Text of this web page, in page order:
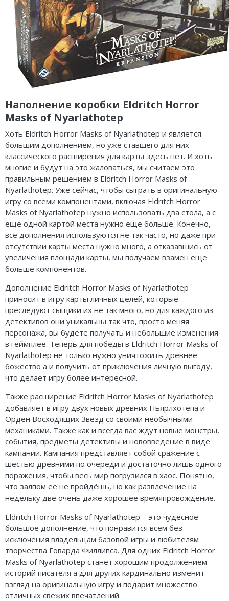
Наполнение коробки Eldritch Horror
Masks of Nyarlathotep
Хоть Eldritch Horror Masks of Nyarlathotep и является
большим дополнением, но уже ставшего для них
классического расширения для карты здесь нет. И хоть
многие и будут на это жаловаться, мы считаем это
правильным решением в Eldritch Horror Masks of
Nyarlathotep. Уже сейчас, чтобы сыграть в оригинальную
игру со всеми компонентами, включая Eldritch Horror
Masks of Nyarlathotep нужно использовать два стола, а с
еще одной картой места нужно еще больше. Конечно,
все дополнения используются не так часто, но даже при
отсутствии карты места нужно много, а отказавшись от
увеличения площади карты, мы получаем взамен еще
больше компонентов.
Дополнение Eldritch Horror Masks of Nyarlathotep
приносит в игру карты личных целей, которые
преследуют сыщики их не так много, но для каждого из
детективов они уникальны так что, просто меняя
персонажа, вы будете получать и небольшие изменения
в геймплее. Теперь для победы в Eldritch Horror Masks of
Nyarlathotep не только нужно уничтожить древнее
божество а и получить от приключения личную выгоду,
что делает игру более интересной.
Также расширение Eldritch Horror Masks of Nyarlathotep
добавляет в игру двух новых древних Ньярлхотепа и
Орден Восходящих Звезд со своими необычными
механиками. Также как и всегда вас ждут новые монстры,
события, предметы детективы и нововведение в виде
кампании. Кампания представляет собой сражение с
шестью древними по очереди и достаточно лишь одного
поражения, чтобы весь мир погрузился в хаос. Понятно,
что залпом ее не пройдёшь, но как развлечение на
недельку две очень даже хорошее времяпровождение.
Eldritch Horror Masks of Nyarlathotep – это чудесное
большое дополнение, что понравится всем без
исключения владельцам базовой игры и любителям
творчества Говарда Филлипса. Для одних Eldritch Horror
Masks of Nyarlathotep станет хорошим продолжением
историй писателя а для других кардинально изменит
взгляд на оригинальную игру и подарит множество
отличных свежих впечатлений.